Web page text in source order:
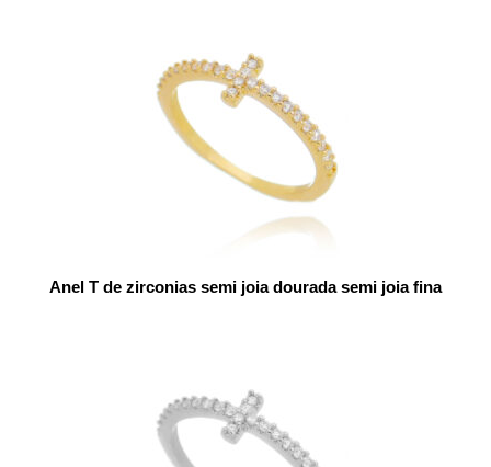
Anel T de zirconias semi joia dourada semi joia fina